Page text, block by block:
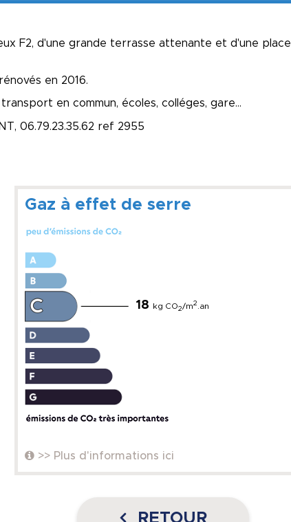
F2, d'une grande terrasse attenante et d'une place
en 2016.
en commun, écoles, colléges, gare...
06.79.23.35.62 ref 2955
Gaz à effet de serre
18 kg CO2/m2 .an
>> Plus d'informations ici
RETOUR